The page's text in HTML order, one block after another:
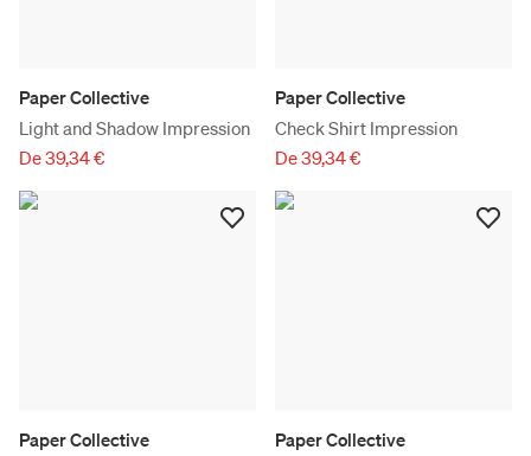
Paper Collective
Light and Shadow Impression
De 39,34 €
Paper Collective
Check Shirt Impression
De 39,34 €
Paper Collective
Paper Collective